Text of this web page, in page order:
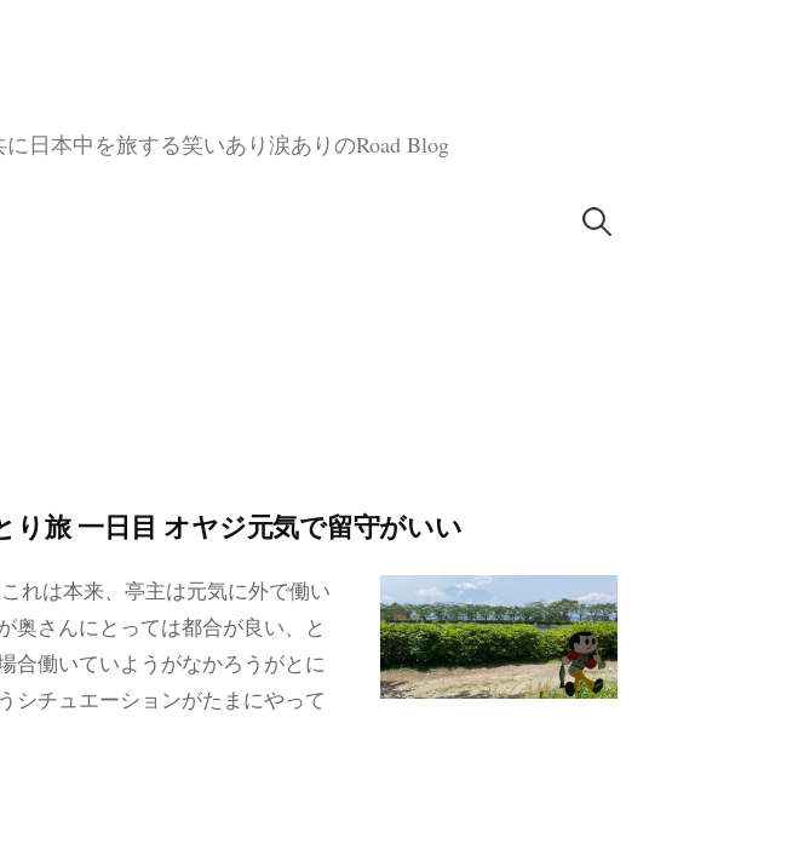
日本中を旅する笑いあり涙ありのRoad Blog
検
り旅 一日目 オヤジ元気で留守がいい
れは本来、亭主は元気に外で働い
奥さんにとっては都合が良い、と
合働いていようがなかろうがとに
シチュエーションがたまにやって